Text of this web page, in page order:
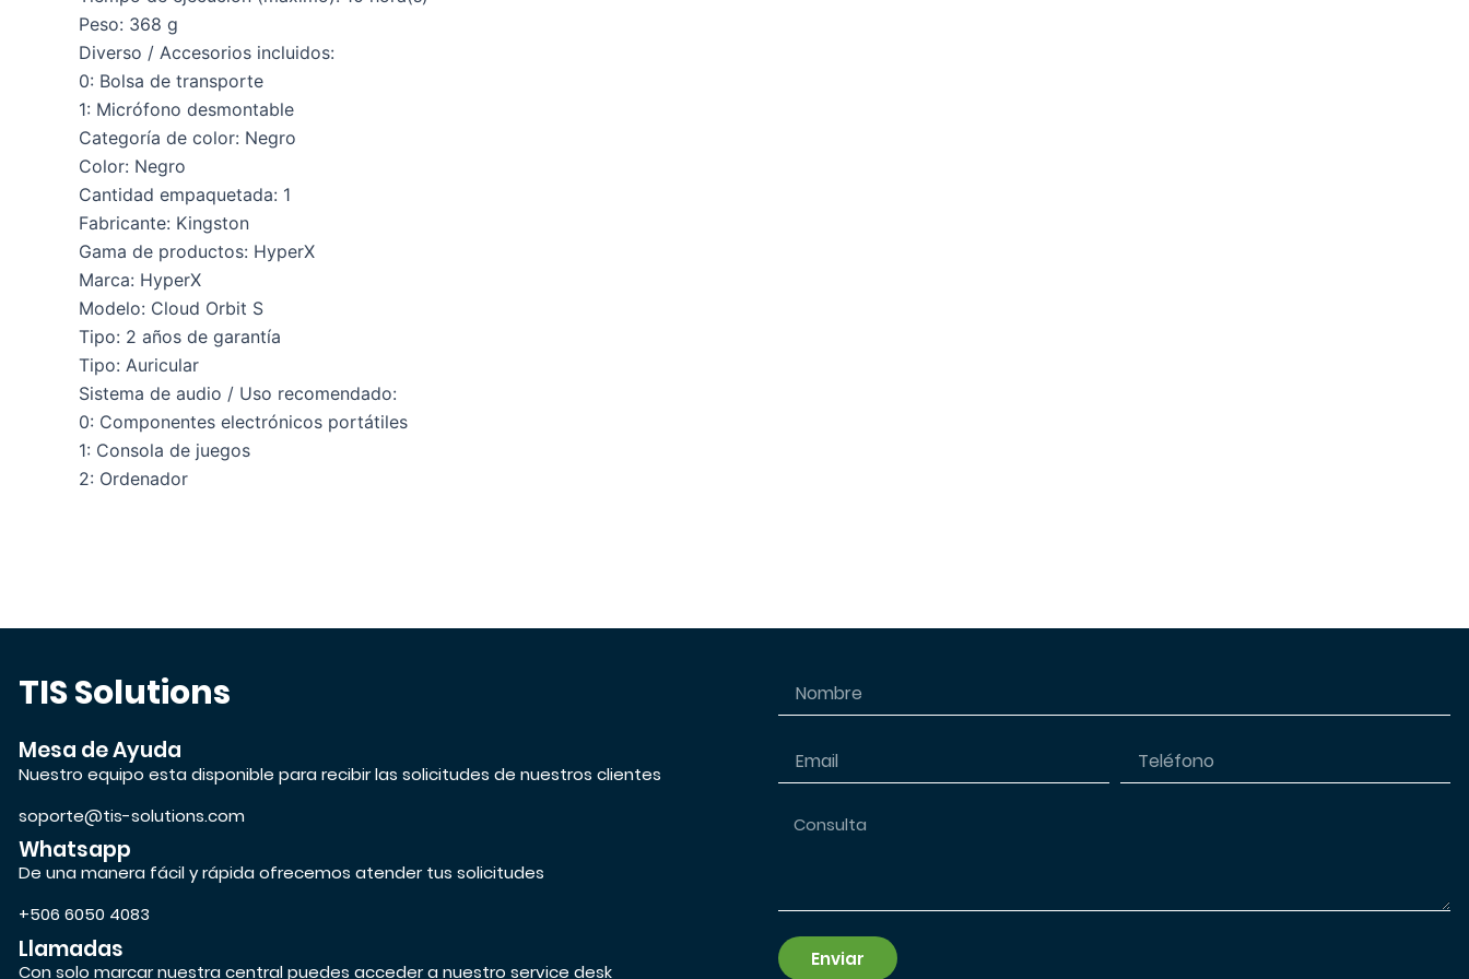
Peso: 368 g
Diverso / Accesorios incluidos:
0: Bolsa de transporte
1: Micrófono desmontable
Categoría de color: Negro
Color: Negro
Cantidad empaquetada: 1
Fabricante: Kingston
Gama de productos: HyperX
Marca: HyperX
Modelo: Cloud Orbit S
Tipo: 2 años de garantía
Tipo: Auricular
Sistema de audio / Uso recomendado:
0: Componentes electrónicos portátiles
1: Consola de juegos
2: Ordenador
TIS Solutions
Mesa de Ayuda
Nuestro equipo esta disponible para recibir las solicitudes de nuestros clientes
soporte@tis-solutions.com
Whatsapp
De una manera fácil y rápida ofrecemos atender tus solicitudes
+506 6050 4083
Llamadas
Con solo marcar nuestra central puedes acceder a nuestro service desk
Enviar